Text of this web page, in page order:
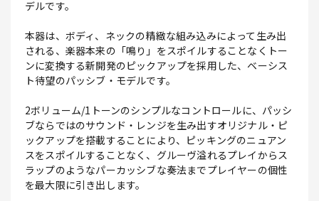
デルです。
本器は、ボディ、ネックの精緻な組み込みによって生み出
される、楽器本来の「鳴り」をスポイルすることなくトー
ンに変換する新開発のピックアップを採用した、ベーシス
ト待望のパッシブ・モデルです。
2ボリューム/1トーンのシンプルなコントロールに、パッシ
ブならではのサウンド・レンジを生み出すオリジナル・ピ
ックアップを搭載することにより、ピッキングのニュアン
スをスポイルすることなく、グルーヴ溢れるプレイからス
ラップのようなパーカッシブな奏法までプレイヤーの個性
を最大限に引き出します。